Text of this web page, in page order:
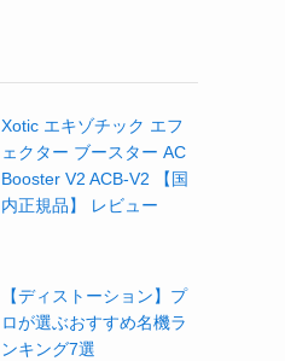
Xotic エキゾチック エフ
ェクター ブースター AC
Booster V2 ACB-V2 【国
内正規品】 レビュー
【ディストーション】プ
ロが選ぶおすすめ名機ラ
ンキング7選